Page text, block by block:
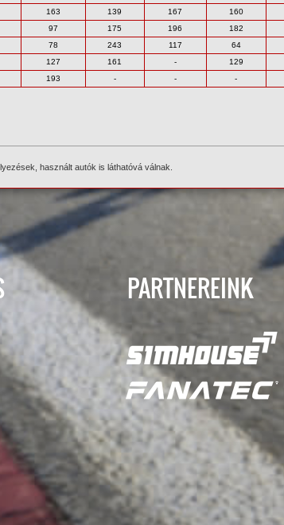
163 139 167 160
97 175 196 182
78 243 117 64
127 161 - 129
193 - - -
használt autók is láthatóvá válnak.
PARTNEREINK